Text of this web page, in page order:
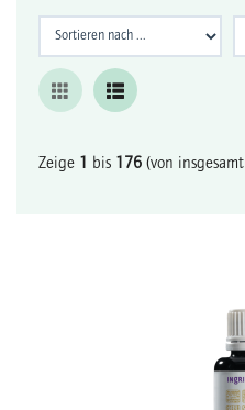
Zeige 1 bis 176 (von insgesamt